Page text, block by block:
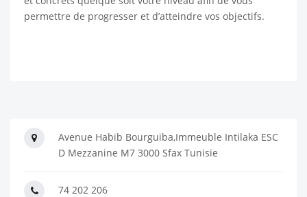
permettre de progresser et d’atteindre vos objectifs.
Avenue Habib Bourguiba,Immeuble Intilaka ESC
D Mezzanine M7 3000 Sfax Tunisie
74 202 206